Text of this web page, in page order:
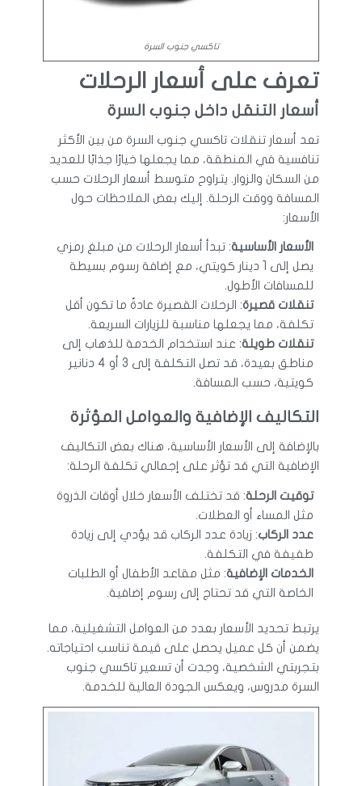
تاكسي جنوب السرة
تعرف على أسعار الرحلات
أسعار التنقل داخل جنوب السرة
تعد أسعار تنقلات تاكسي جنوب السرة من بين الأكثر
تنافسية في المنطقة، مما يجعلها خيارًا جذابًا للعديد
من السكان والزوار. يتراوح متوسط أسعار الرحلات حسب
المسافة ووقت الرحلة. إليك بعض الملاحظات حول
الأسعار:
الأسعار الأساسية: تبدأ أسعار الرحلات من مبلغ رمزي
يصل إلى 1 دينار كويتي، مع إضافة رسوم بسيطة
للمسافات الأطول.
تنقلات قصيرة: الرحلات القصيرة عادةً ما تكون أقل
تكلفة، مما يجعلها مناسبة للزيارات السريعة.
تنقلات طويلة: عند استخدام الخدمة للذهاب إلى
مناطق بعيدة، قد تصل التكلفة إلى 3 أو 4 دنانير
كويتية، حسب المسافة.
التكاليف الإضافية والعوامل المؤثرة
بالإضافة إلى الأسعار الأساسية، هناك بعض التكاليف
الإضافية التي قد تؤثر على إجمالي تكلفة الرحلة:
توقيت الرحلة: قد تختلف الأسعار خلال أوقات الذروة
مثل المساء أو العطلات.
عدد الركاب: زيادة عدد الركاب قد يؤدي إلى زيادة
طفيفة في التكلفة.
الخدمات الإضافية: مثل مقاعد الأطفال أو الطلبات
الخاصة التي قد تحتاج إلى رسوم إضافية.
يرتبط تحديد الأسعار بعدد من العوامل التشغيلية، مما
يضمن أن كل عميل يحصل على قيمة تناسب احتياجاته.
بتجربتي الشخصية، وجدت أن تسعير تاكسي جنوب
السرة مدروس، ويعكس الجودة العالية للخدمة.